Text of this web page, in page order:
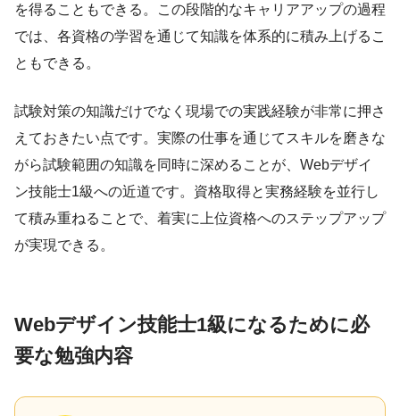
を得ることもできる。この段階的なキャリアアップの過程
では、各資格の学習を通じて知識を体系的に積み上げるこ
ともできる。
試験対策の知識だけでなく現場での実践経験が非常に押さ
えておきたい点です。実際の仕事を通じてスキルを磨きな
がら試験範囲の知識を同時に深めることが、Webデザイ
ン技能士1級への近道です。資格取得と実務経験を並行し
て積み重ねることで、着実に上位資格へのステップアップ
が実現できる。
Webデザイン技能士1級になるために必
要な勉強内容